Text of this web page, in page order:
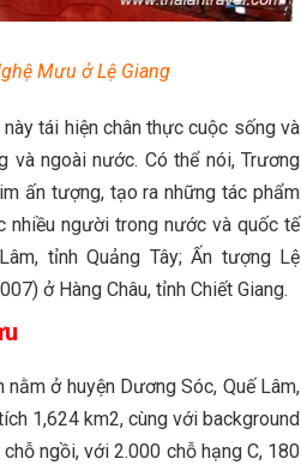
Mưu ở Lệ Giang
tái hiện chân thực cuộc sống và
và ngoài nước. Có thể nói, Trương
ấn tượng, tạo ra những tác phẩm
nhiều người trong nước và quốc tế
tỉnh Quảng Tây; Ấn tượng Lệ
ở Hàng Châu, tỉnh Chiết Giang.
ở huyện Dương Sóc, Quế Lâm,
1,624 km2, cùng với background
ngồi, với 2.000 chỗ hạng C, 180